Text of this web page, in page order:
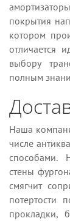
покрытия
котором
отличается
выбору
полным
Наша
числе
способами.
стены
смягчит
потертости
прокладки,